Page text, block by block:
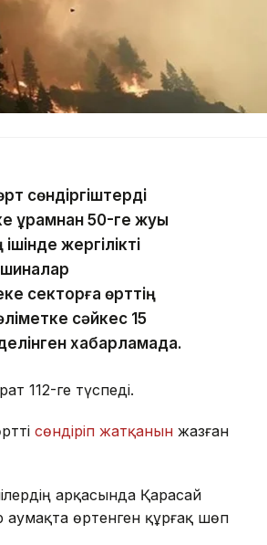
сөндіргіштерді
құрамнан 50-ге жуық
жергілікті
секторға өрттің
сәйкес 15
хабарламада.
112-ге түспеді.
сөндіріп жатқанын жазған
арқасында Қарасай
өртенген құрғақ шөп